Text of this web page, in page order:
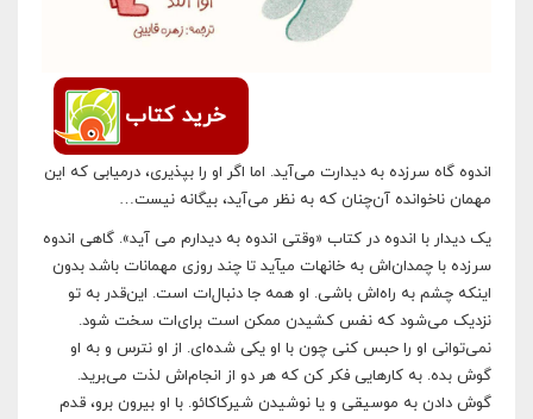
خرید کتاب
اندوه گاه سرزده به دیدارت می‌آید. اما اگر او را بپذیری، درمیابی که این
مهمان ناخوانده آن‌چنان که به نظر می‌آید، بیگانه نیست…
یک دیدار با اندوه در کتاب «وقتی اندوه به دیدارم می آید». گاهی اندوه
سرزده با چمدان‌اش به خانه‎ات می‎آید تا چند روزی مهمان‎ات باشد بدون
این‎که چشم به راه‌اش باشی. او همه جا دنبال‌ات است. این‌قدر به تو
نزدیک می‌شود که نفس کشیدن ممکن است برای‌ات سخت شود.
نمی‌توانی او را حبس کنی چون با او یکی شده‌ای. از او نترس و به او
گوش بده. به کارهایی فکر کن که هر دو از انجام‌اش لذت می‌برید.
گوش دادن به موسیقی و یا نوشیدن شیرکاکائو. با او بیرون برو، قدم